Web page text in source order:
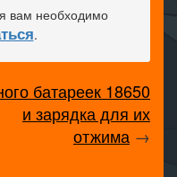
вам необходимо
.
батареек 18650
и зарядка для их
отжима →